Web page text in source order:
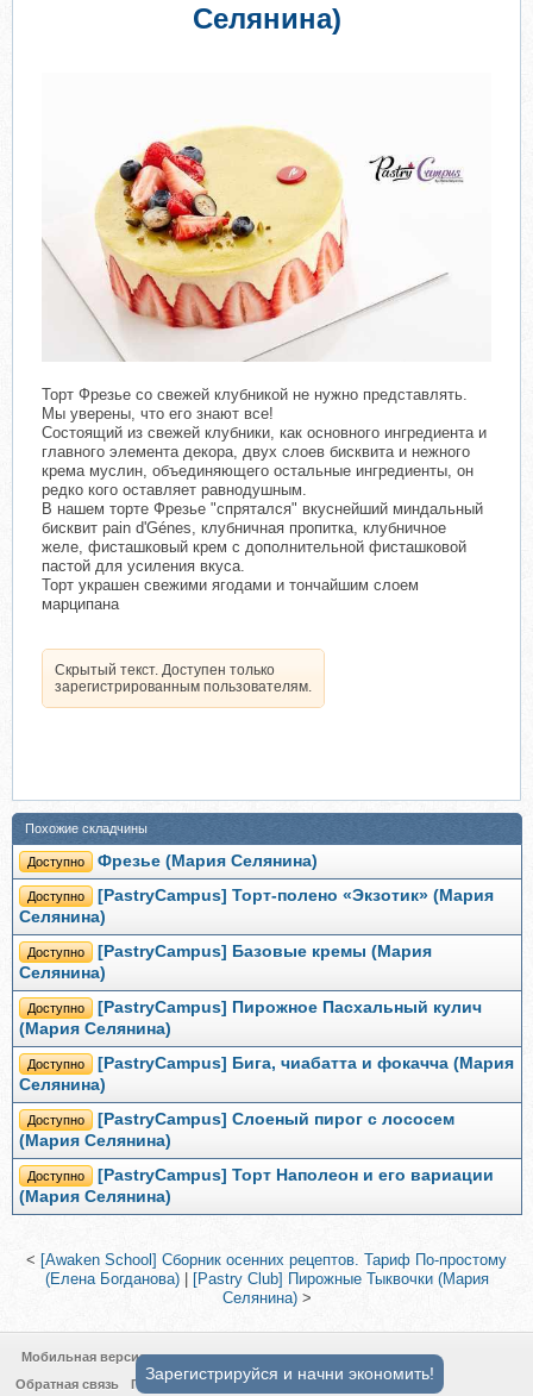
Селянина)
Торт Фрезье со свежей клубникой не нужно представлять.
Мы уверены, что его знают все!
Состоящий из свежей клубники, как основного ингредиента и
главного элемента декора, двух слоев бисквита и нежного
крема муслин, объединяющего остальные ингредиенты, он
редко кого оставляет равнодушным.
В нашем торте Фрезье "спрятался" вкуснейший миндальный
бисквит pain d'Génes, клубничная пропитка, клубничное
желе, фисташковый крем с дополнительной фисташковой
пастой для усиления вкуса.
Торт украшен свежими ягодами и тончайшим слоем
марципана
Скрытый текст. Доступен только
зарегистрированным пользователям.
Похожие складчины
Доступно Фрезье (Мария Селянина)
Доступно
[PastryCampus] Торт-полено «Экзотик» (Мария
Селянина)
Доступно
[PastryCampus] Базовые кремы (Мария
Селянина)
Доступно
[PastryCampus] Пирожное Пасхальный кулич
(Мария Селянина)
Доступно
[PastryCampus] Бига, чиабатта и фокачча (Мария
Селянина)
Доступно
[PastryCampus] Слоеный пирог с лососем
(Мария Селянина)
Доступно
[PastryCampus] Торт Наполеон и его вариации
(Мария Селянина)
< [Awaken School] Сборник осенних рецептов. Тариф По-простому
(Елена Богданова)|
[Pastry Club] Пирожные Тыквочки (Мария
Селянина)>
Мобильная версия
Обратная связь
Политика конфиденциальности
Зарегистрируйся и начни экономить!